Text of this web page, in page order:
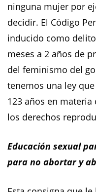
ninguna mujer por
decidir. El Código
inducido como
meses a 2 años de
del feminismo del
tenemos una ley
123 años en
los derechos
Educación sexual
para no abortar y